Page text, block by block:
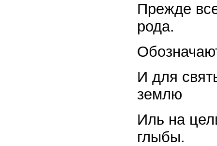
Прежде
рода.
И для
землю
Иль на
глыбы.